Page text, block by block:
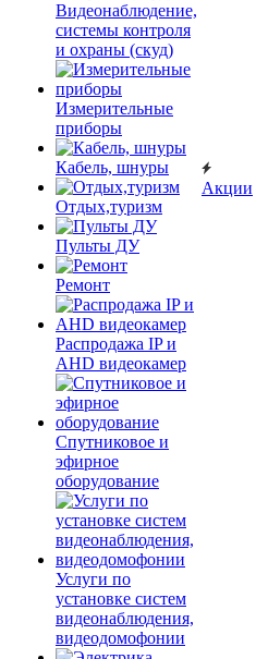
Видеонаблюдение,
системы контроля
и охраны (скуд)
Измерительные
приборы
Кабель, шнуры
Отдых,туризм
Пульты ДУ
Ремонт
Распродажа IP и
AHD видеокамер
Спутниковое и
эфирное
оборудование
Услуги по
установке систем
видеонаблюдения,
видеодомофонии
Акции